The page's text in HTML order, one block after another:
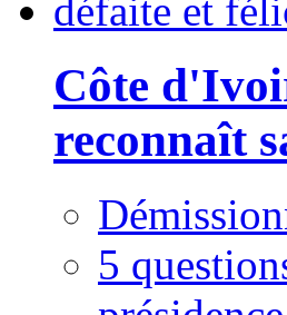
Côte
reconnaît
5